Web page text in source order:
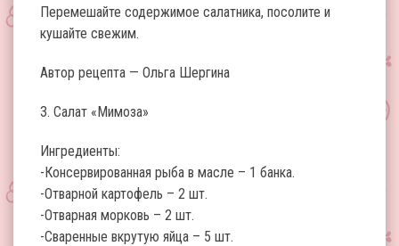
Перемешайте содержимое салатника, посолите и
кушайте свежим.
Автор рецепта — Ольга Шергина
3. Салат «Мимоза»
Ингредиенты:
-Консервированная рыба в масле – 1 банка.
-Отварной картофель – 2 шт.
-Отварная морковь – 2 шт.
-Сваренные вкрутую яйца – 5 шт.